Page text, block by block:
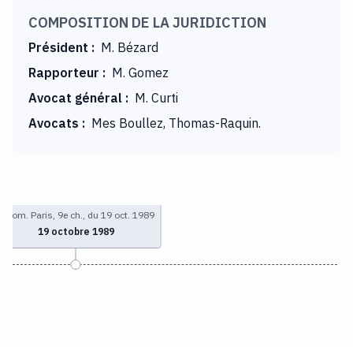
COMPOSITION DE LA JURIDICTION
Président : M. Bézard
Rapporteur : M. Gomez
Avocat général : M. Curti
Avocats : Mes Boullez, Thomas-Raquin.
com. Paris, 9e ch., du 19 oct. 1989
19 octobre 1989